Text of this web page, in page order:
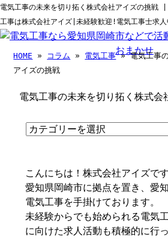
電気工事の未来を切り拓く株式会社アイズの挑戦
工事は株式会社アイズ|未経験歓迎!電気工事士求人
HOME » コラム » 電気工事» 電気工事の
アイズの挑戦
電気工事の未来を切り拓く株式会
こんにちは！株式会社アイズです
愛知県岡崎市に拠点を置き、愛
電気工事を手掛けております。
未経験からでも始められる電気
に向けた求人活動も積極的に行